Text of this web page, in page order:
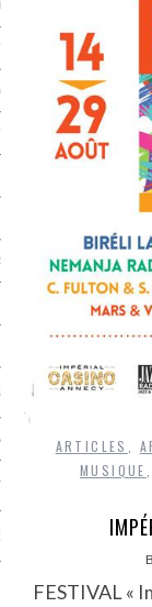
GUERRE
EN VOD
ARTICLES
MUSIQUE
FESTIVAL «